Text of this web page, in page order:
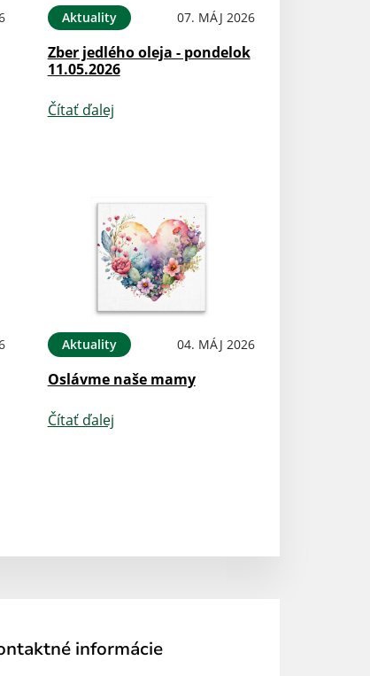
Aktuality 07. MÁJ 2026
Zber jedlého oleja - pondelok
11.05.2026
Čítať ďalej
Aktuality 04. MÁJ 2026
Oslávme naše mamy
Čítať ďalej
informácie